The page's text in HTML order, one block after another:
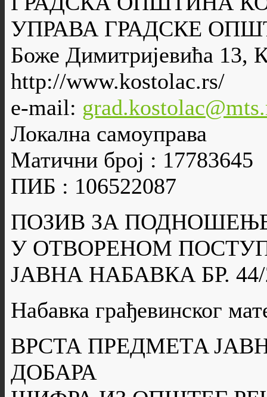
УПРАВА ГРАДСКЕ
Боже Димитријевића 13,
http://www.kostolac.rs/
e-mail:
Локална самоуправа
Матични број : 17783645
ПИБ : 106522087
ПОЗИВ ЗА
У ОТВОРЕНОМ
ЈАВНА НАБАВКА БР. 44/
Набавка грађевинског
ВРСТА ПРЕДМЕТA
ДОБАРА